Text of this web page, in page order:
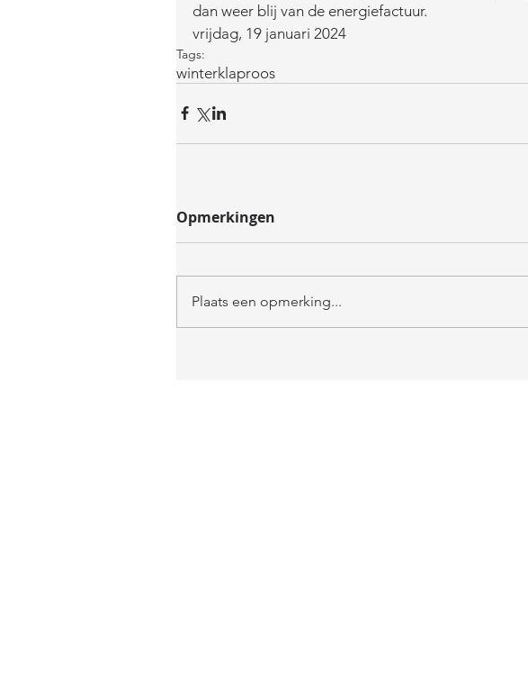
dan weer blij van de energiefactuur.
vrijdag, 19 januari 2024
Tags:
winterklaproos
Opmerkingen
Plaats een opmerking...